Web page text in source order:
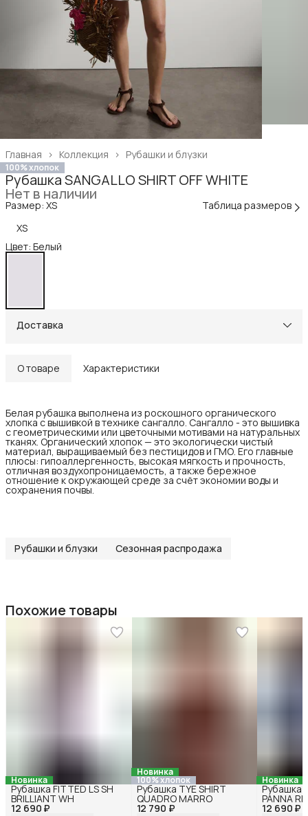
Рубашки и блузки
Коллекция ›
Главная ›
100% хлопок
Рубашка SANGALLO SHIRT OFF WHITE
Нет в наличии
Размер: XS
Таблица размеров
XS
Цвет: Белый
Доставка
О товаре Характеристики
Белая рубашка выполнена из роскошного органического
хлопка с вышивкой в технике сангалло. Сангалло - это вышивка
с геометрическими или цветочными мотивами на натуральных
тканях. Органический хлопок — это экологически чистый
материал, выращиваемый без пестицидов и ГМО. Его главные
плюсы: гипоаллергенность, высокая мягкость и прочность,
отличная воздухопроницаемость, а также бережное
отношение к окружающей среде за счёт экономии воды и
сохранения почвы.
Рубашки и блузки Сезонная распродажа
Похожие товары
Новинка
12 690 ₽
Рубашка FITTED LS SH
BRILLIANT WH
Новинка
100% хлопок
12 790 ₽
Рубашка TYE SHIRT
QUADRO MARRO
Новинка
12 690 ₽
Рубашка
PANNA